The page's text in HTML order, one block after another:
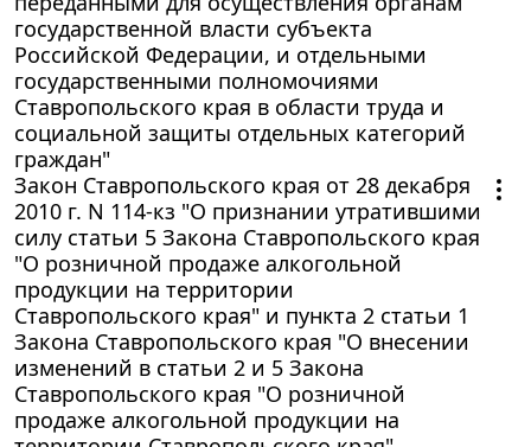
государственной власти субъекта
Российской Федерации, и отдельными
государственными полномочиями
Ставропольского края в области труда и
социальной защиты отдельных категорий
граждан"
Закон Ставропольского края от 28 декабря
2010 г. N 114-кз "О признании утратившими
силу статьи 5 Закона Ставропольского края
"О розничной продаже алкогольной
продукции на территории
Ставропольского края" и пункта 2 статьи 1
Закона Ставропольского края "О внесении
изменений в статьи 2 и 5 Закона
Ставропольского края "О розничной
продаже алкогольной продукции на